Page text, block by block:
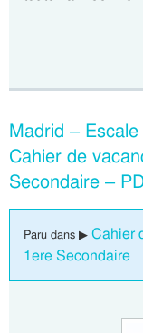
Madrid –
Cahier de
Secondaire –
Paru dans ▶ Cahier
1ere Secondaire